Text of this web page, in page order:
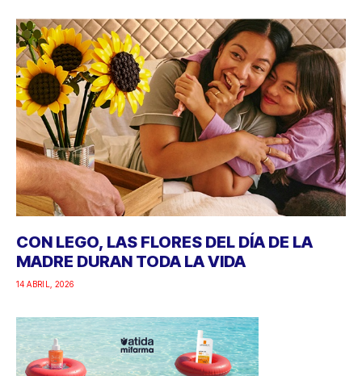
CON LEGO, LAS FLORES DEL DÍA DE LA
MADRE DURAN TODA LA VIDA
14 ABRIL, 2026